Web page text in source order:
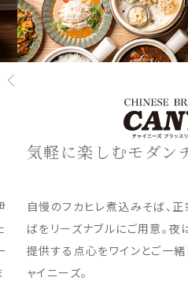
気軽に楽しむモダン
自慢のフカヒレ煮込みそば、
ばをリーズナブルにご用意。
提供する点心をワインとご一
ャイニーズ。